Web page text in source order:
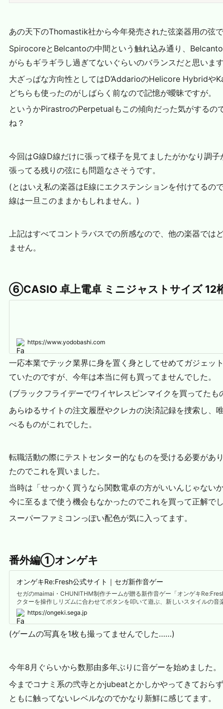
あの天下のThomastik社から今年発売された弦楽器用の弦
SpirocoreとBelcantoの中間という触れ込み通り、
がらもギラギラし過ぎてないぐらいのバランスだと思いま
大ざっぱな方向性としてはD’AddarioのHelicore Hybridや
どちらも使ったのがしばらく前なので記憶が曖昧ですが。
というかPirastroのPerpetualもこの傾向だった気がするの
ね？
今回はG線D線だけに張って様子を見てましたがかなり調
張ってる残りの弦にも問題なさそうです。
(とはいえ私の楽器はE線にエクステンションを付けてるの
線は一旦このままかもしれません。)
上記はすべてコントラバスでの所感なので、他の楽器では
ません。
⑥CASIO 卓上電卓 ミニジャストサイズ 12
https://www.yodobashi.com
一応本業でテック業界に身を置く身としてせめてガジェッ
ていたのですが、今年は本当に何も買ってませんでした。
(ブラックフライデーでワイヤレスピンマイクを買ってた
あらゆるサイトの注文履歴やクレカの決済記録を捜索し、
べるものがこれでした。
転職活動の際にテストセンター的なものを受ける必要があ
たのでこれを買いました。
当時は「せっかく買うなら関数電卓の方がいいんじゃない
今に至るまで使う機会もなかったのでこれを買って正解で
スーパーファミコンっぽい配色が気に入ってます。
番外編①オンゲキ
オンゲキRe:Fresh公式サイト｜セガ新作音ゲー
セガのmaimai・CHUNITHM制作チームが贈る新作音ゲー「オンゲキ
クターを操作しリズムに合わせてボタンを叩いて遊ぶ、新しいスタイルの音
https://ongeki.sega.jp
(ゲームの写真を1枚も撮ってませんでした……)
今年8月ぐらいから数那由多年ぶりに音ゲーを始めました。
今までコナミ系の弐寺とかjubeatとかしかやってきておら
ともに触ってないレベルなのでかなり新鮮に感じてます。